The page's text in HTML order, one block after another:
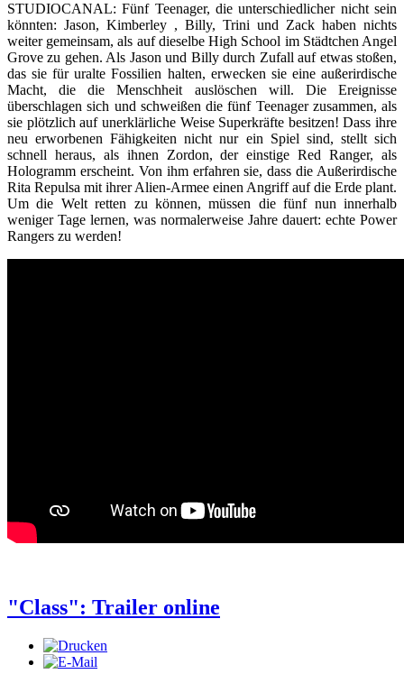
STUDIOCANAL: Fünf Teenager, die unterschiedlicher nicht sein
könnten: Jason, Kimberley , Billy, Trini und Zack haben nichts
weiter gemeinsam, als auf dieselbe High School im Städtchen Angel
Grove zu gehen. Als Jason und Billy durch Zufall auf etwas stoßen,
das sie für uralte Fossilien halten, erwecken sie eine außerirdische
Macht, die die Menschheit auslöschen will. Die Ereignisse
überschlagen sich und schweißen die fünf Teenager zusammen, als
sie plötzlich auf unerklärliche Weise Superkräfte besitzen! Dass ihre
neu erworbenen Fähigkeiten nicht nur ein Spiel sind, stellt sich
schnell heraus, als ihnen Zordon, der einstige Red Ranger, als
Hologramm erscheint. Von ihm erfahren sie, dass die Außerirdische
Rita Repulsa mit ihrer Alien-Armee einen Angriff auf die Erde plant.
Um die Welt retten zu können, müssen die fünf nun innerhalb
weniger Tage lernen, was normalerweise Jahre dauert: echte Power
Rangers zu werden!
"Class": Trailer online